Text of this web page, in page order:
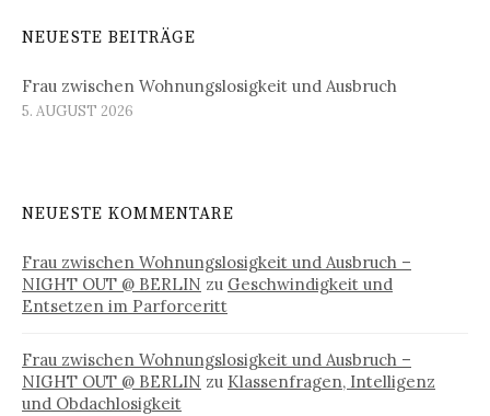
NEUESTE BEITRÄGE
Frau zwischen Wohnungslosigkeit und Ausbruch
5. AUGUST 2026
NEUESTE KOMMENTARE
Frau zwischen Wohnungslosigkeit und Ausbruch –
NIGHT OUT @ BERLIN zu Geschwindigkeit und
Entsetzen im Parforceritt
Frau zwischen Wohnungslosigkeit und Ausbruch –
NIGHT OUT @ BERLIN zu Klassenfragen, Intelligenz
und Obdachlosigkeit